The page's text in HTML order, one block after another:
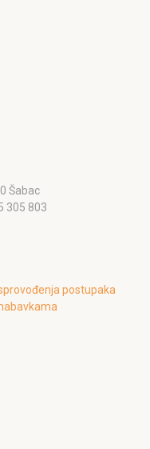
Šabac
305 803
postupaka